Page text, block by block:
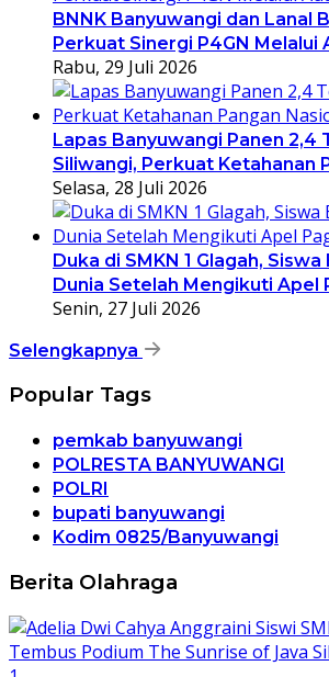
BNNK Banyuwangi dan Lanal
Perkuat Sinergi P4GN Melalui
Rabu, 29 Juli 2026
Lapas Banyuwangi Panen 2,4
Siliwangi, Perkuat Ketahanan
Selasa, 28 Juli 2026
Duka di SMKN 1 Glagah,
Dunia Setelah Mengikuti Apel
Senin, 27 Juli 2026
Selengkapnya
Popular Tags
pemkab banyuwangi
POLRESTA BANYUWANGI
POLRI
bupati banyuwangi
Kodim 0825/Banyuwangi
Berita Olahraga